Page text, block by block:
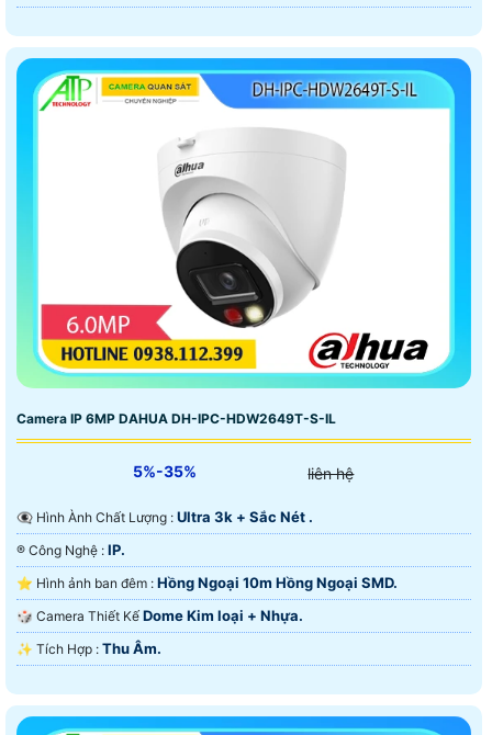
Camera IP 6MP DAHUA DH-IPC-HDW2649T-S-IL
5%-35% liên hệ
👁️‍🗨 Hình Ành Chất Lượng : Ultra 3k + Sắc Nét .
®️ Công Nghệ : IP.
⭐ Hình ảnh ban đêm : Hồng Ngoại 10m Hồng Ngoại SMD.
🎲 Camera Thiết Kế Dome Kim loại + Nhựa.
️✨ Tích Hợp : Thu Âm.